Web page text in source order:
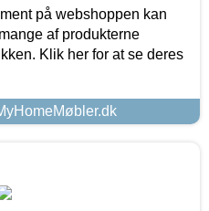
på webshoppen kan
af produkterne
Klik her for at se deres